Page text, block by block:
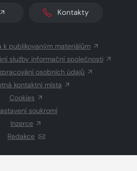
Kontakty
k publikovaným materiálům
služby informační společnosti
osobních údajů
kontaktní místa
Cookies
soukromí
Inzerce
Redakce